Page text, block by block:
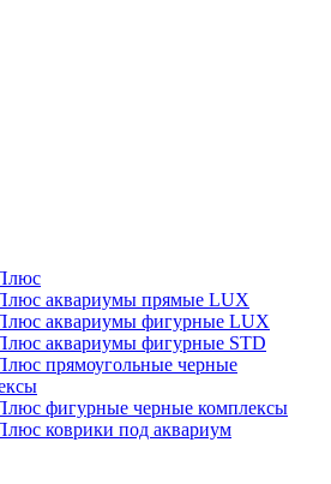
аквариумы прямые LUX
аквариумы фигурные LUX
аквариумы фигурные STD
прямоугольные черные
фигурные черные комплексы
коврики под аквариум